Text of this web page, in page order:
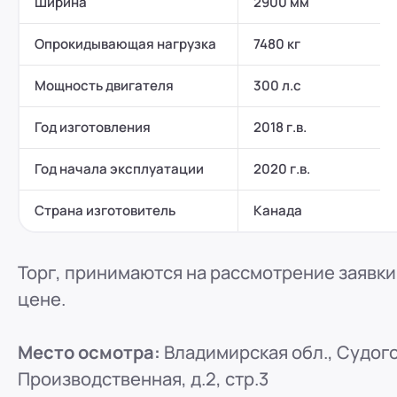
ООО "ПР-Лизинг"
РоссияПенза
8 (800) 250-25-31 (вн. 153)mail@pr-liz.ru8
ООО "ПР-Лизинг"
РоссияОмск
8 (800) 250-25-31 (вн. 153)mail@pr-liz.ru8
ООО "ПР-Лизинг"
РоссияРостов-на-Дону
г. Ростов-на-Дону,
Опрокидывающая нагрузка 7480 кг
Мощность двигателя 300 л.с
Год изготовления 2018 г.в.
Год начала эксплуатации 2020 г.в.
Страна изготовитель Канада
Торг, принимаются на рассмотрение
цене.
Место осмотра: Владимирская обл.,
Производственная, д.2, стр.3